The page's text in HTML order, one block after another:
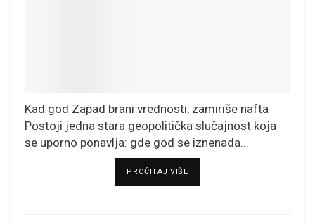
Kad god Zapad brani vrednosti, zamiriše nafta
Postoji jedna stara geopolitička slučajnost koja
se uporno ponavlja: gde god se iznenada...
PROČITAJ VIŠEDETAILS